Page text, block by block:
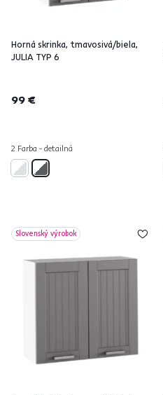
Horná skrinka, tmavosivá/biela,
JULIA TYP 6
99 €
2 Farba - detailná
Slovenský výrobok